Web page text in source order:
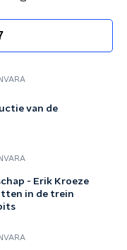
van de
- Erik Kroeze
in de trein